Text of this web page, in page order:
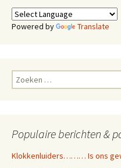
Powered by Translate
Zoeken
naar:
Populaire berichten &
Klokkenluiders……… Is ons